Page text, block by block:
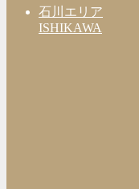
石川エリア
ISHIKAWA